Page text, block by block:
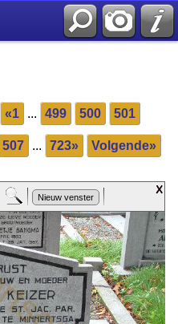
«1 ... 499 500 501
507 ... 723» Volgende»